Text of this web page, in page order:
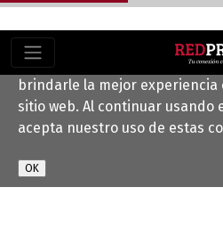
Este sitio web utiliza cookies
brindarle la mejor
sitio web. Al continuar usando
acepta nuestro uso de estas